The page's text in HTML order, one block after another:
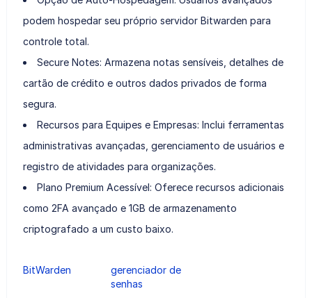
podem hospedar seu próprio servidor Bitwarden para
controle total.
Secure Notes: Armazena notas sensíveis, detalhes de
cartão de crédito e outros dados privados de forma
segura.
Recursos para Equipes e Empresas: Inclui ferramentas
administrativas avançadas, gerenciamento de usuários e
registro de atividades para organizações.
Plano Premium Acessível: Oferece recursos adicionais
como 2FA avançado e 1GB de armazenamento
criptografado a um custo baixo.
BitWarden
gerenciador de
senhas